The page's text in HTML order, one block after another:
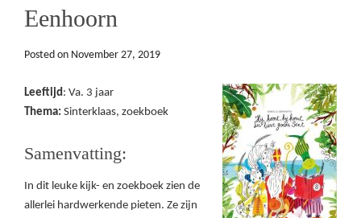
Eenhoorn
Posted on November 27, 2019
Leeftijd: Va. 3 jaar
Thema: Sinterklaas, zoekboek
Samenvatting:
In dit leuke kijk- en zoekboek zien de
allerlei hardwerkende pieten. Ze zijn